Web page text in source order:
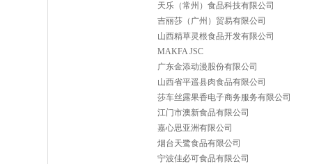
天乐（常州）食品科技有限公司
吉丽莎（广州）贸易有限公司
山西精草灵根食品开发有限公司
MAKFA JSC
广东金添动漫股份有限公司
山西省平遥县肉食品有限公司
莎车丝露果香电子商务服务有限公司
江门市澳新食品有限公司
嘉心思亚洲有限公司
烟台天鹭食品有限公司
宁波佳必可食品有限公司